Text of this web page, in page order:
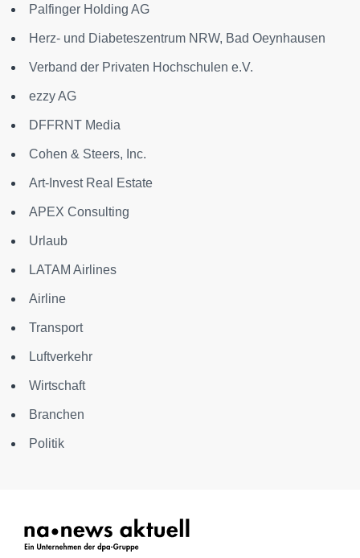
Palfinger Holding AG
Herz- und Diabeteszentrum NRW, Bad Oeynhausen
Verband der Privaten Hochschulen e.V.
ezzy AG
DFFRNT Media
Cohen & Steers, Inc.
Art-Invest Real Estate
APEX Consulting
Urlaub
LATAM Airlines
Airline
Transport
Luftverkehr
Wirtschaft
Branchen
Politik